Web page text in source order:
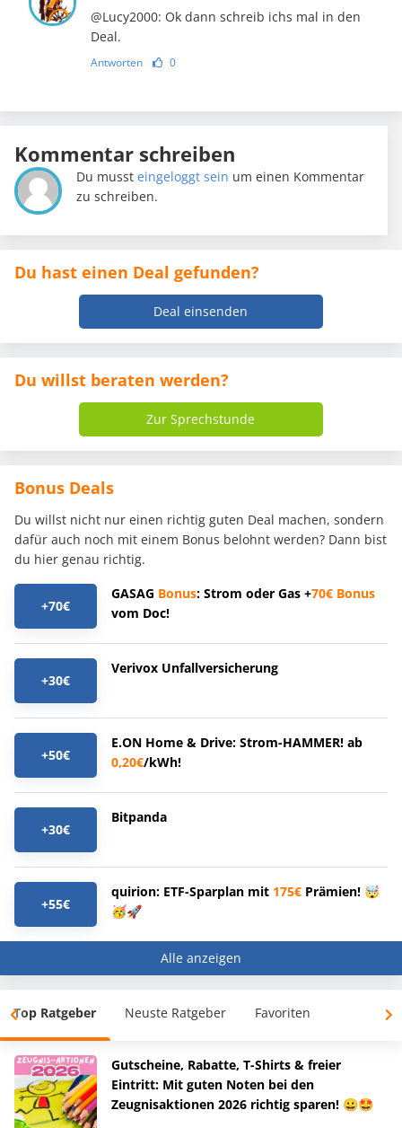
@Lucy2000: Ok dann schreib ichs mal in den
Deal.
Antworten 0
Kommentar schreiben
Du mussteingeloggt sein um einen Kommentar
zu schreiben.
Du hast einen Deal gefunden?
Deal einsenden
Du willst beraten werden?
Zur Sprechstunde
Bonus Deals
Du willst nicht nur einen richtig guten Deal machen, sondern
dafür auch noch mit einem Bonus belohnt werden? Dann bist
du hier genau richtig.
+70€
GASAG Bonus: Strom oder Gas +70€ Bonus
vom Doc!
+30€
Verivox Unfallversicherung
+50€
E.ON Home & Drive: Strom-HAMMER! ab
0,20€/kWh!
+30€
Bitpanda
+55€
quirion: ETF-Sparplan mit 175€ Prämien! 🤯
🥳🚀
Alle anzeigen
Top Ratgeber Neuste Ratgeber Favoriten
Gutscheine, Rabatte, T-Shirts & freier
Eintritt: Mit guten Noten bei den
Zeugnisaktionen 2026 richtig sparen! 😀🤩